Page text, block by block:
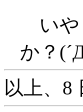
いや
か？
以上、8